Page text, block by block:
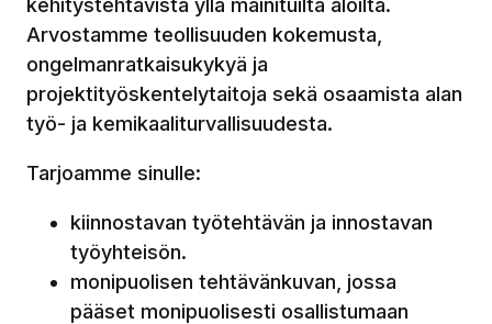
Arvostamme teollisuuden kokemusta,
ongelmanratkaisukykyä ja
projektityöskentelytaitoja sekä osaamista alan
työ- ja kemikaaliturvallisuudesta.
Tarjoamme sinulle:
kiinnostavan työtehtävän ja innostavan
työyhteisön.
monipuolisen tehtävänkuvan, jossa
pääset monipuolisesti osallistumaan